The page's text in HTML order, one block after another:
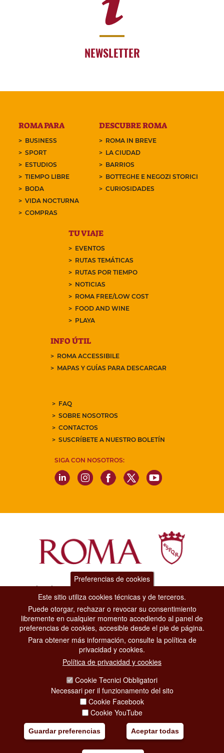
NEWSLETTER
ROMA PARA
BUSINESS
SPORT
ESTUDIOS
TIEMPO LIBRE
BODA
VIDA NOCTURNA
COMPRAS
DESCUBRE ROMA
ROMA IN BREVE
LA CIUDAD
BARRIOS
BOTTEGHE E NEGOZI STORICI
CURIOSIDADES
TU VIAJE
EVENTOS
RUTAS TEMÁTICAS
RUTAS POR TIEMPO
NOTICIAS
ROMA FREE/LOW COST
FOOD AND WINE
PLAYA
INFO ÚTIL
ROMA ACCESSIBILE
MAPAS Y GUÍAS PARA DESCARGAR
FAQ
SOBRE NOSOTROS
CONTACTOS
SUSCRÍBETE A NUESTRO BOLETÍN
SIGA CON NOSOTROS:
Via di San Basilio, 51
00187 Roma
CONTACT CENTER TEL. 06 06 08
CONTATTA LA REDAZIONE
PRIVACY
SOCIAL MEDIA POLICY
COPYRIGHT
Preferencias de cookies
Este sitio utiliza cookies técnicas y de terceros.
Puede otorgar, rechazar o revocar su consentimiento
libremente en cualquier momento accediendo al panel de
preferencias de cookies, accesible desde el pie de página.
Para obtener más información, consulte la política de
privacidad y cookies.
Política de privacidad y cookies
Cookie Tecnici Obbligatori
Necessari per il funzionamento del sito
Cookie Facebook
Cookie YouTube
Guardar preferencias Aceptar todas